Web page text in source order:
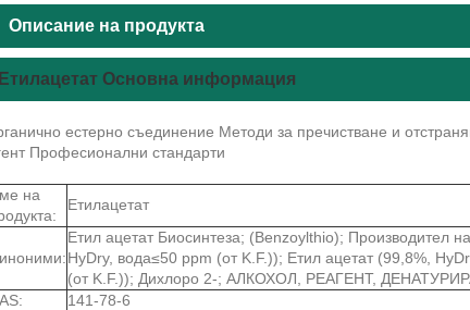
Описание на продукта
Етилацетат Основна информация
естерно съединение Методи за пречистване и
Професионални стандарти
на
Етилацетат
Етил ацетат Биосинтеза; (Benzoylthio); Производител
HyDry, вода≤50 ppm (от K.F.)); Етил ацетат (99,8%,
(от K.F.)); Дихлоро 2-; АЛКОХОЛ, РЕАГЕНТ,
141-78-6